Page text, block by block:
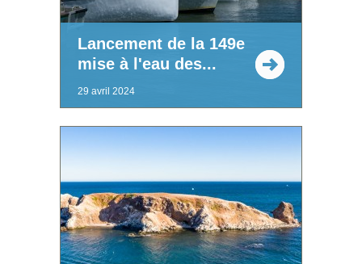
Lancement de la 149e
mise à l'eau des...
29 avril 2024